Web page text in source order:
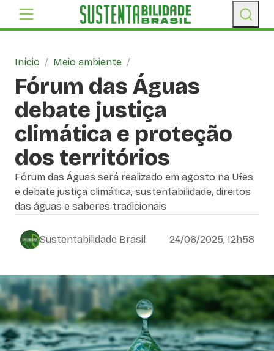
Início / Meio ambiente /
Fórum das Águas
debate justiça
climática e proteção
dos territórios
Fórum das Águas será realizado em agosto na Ufes
e debate justiça climática, sustentabilidade, direitos
das águas e saberes tradicionais
Sustentabilidade Brasil 24/06/2025, 12h58